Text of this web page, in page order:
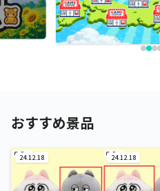
おすすめ景品
24.12.18 24.12.18